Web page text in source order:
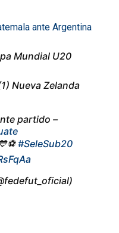
ante Argentina
Mundial U20
Nueva Zelanda
partido –
#SeleSub20